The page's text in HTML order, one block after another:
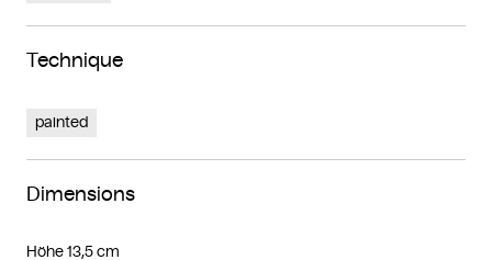
Technique
painted
Dimensions
Höhe 13,5 cm